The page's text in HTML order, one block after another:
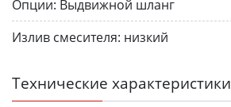
Опции: Выдвижной шланг
Излив смесителя: низкий
Технические характеристики